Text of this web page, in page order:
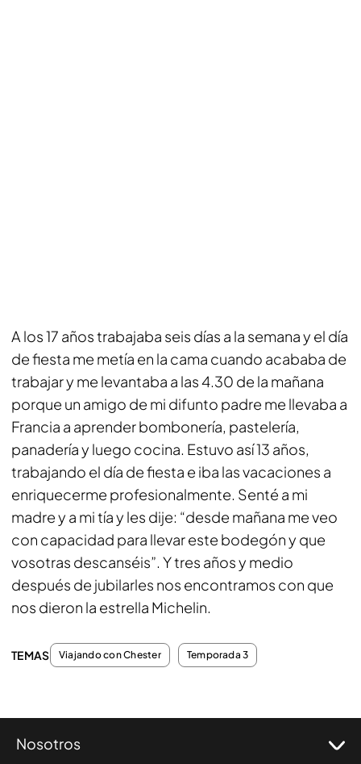
A los 17 años trabajaba seis días a la semana y el día
de fiesta me metía en la cama cuando acababa de
trabajar y me levantaba a las 4.30 de la mañana
porque un amigo de mi difunto padre me llevaba a
Francia a aprender bombonería, pastelería,
panadería y luego cocina. Estuvo así 13 años,
trabajando el día de fiesta e iba las vacaciones a
enriquecerme profesionalmente. Senté a mi
madre y a mi tía y les dije: “desde mañana me veo
con capacidad para llevar este bodegón y que
vosotras descanséis”. Y tres años y medio
después de jubilarles nos encontramos con que
nos dieron la estrella Michelin.
TEMAS Viajando con Chester Temporada 3
Nosotros